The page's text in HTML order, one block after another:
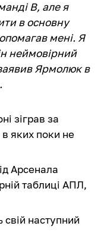
B, але я
в основну
мені. Я
неймовірний
Ярмолюк в
зіграв за
яких поки не
Арсенала
таблиці АПЛ,
свій наступний